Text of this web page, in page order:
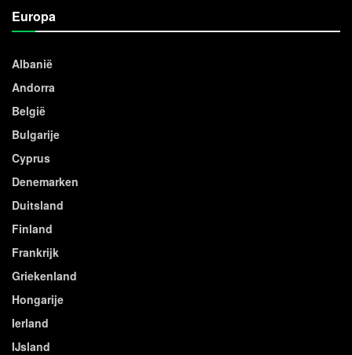
Europa
Albanië
Andorra
België
Bulgarije
Cyprus
Denemarken
Duitsland
Finland
Frankrijk
Griekenland
Hongarije
Ierland
IJsland